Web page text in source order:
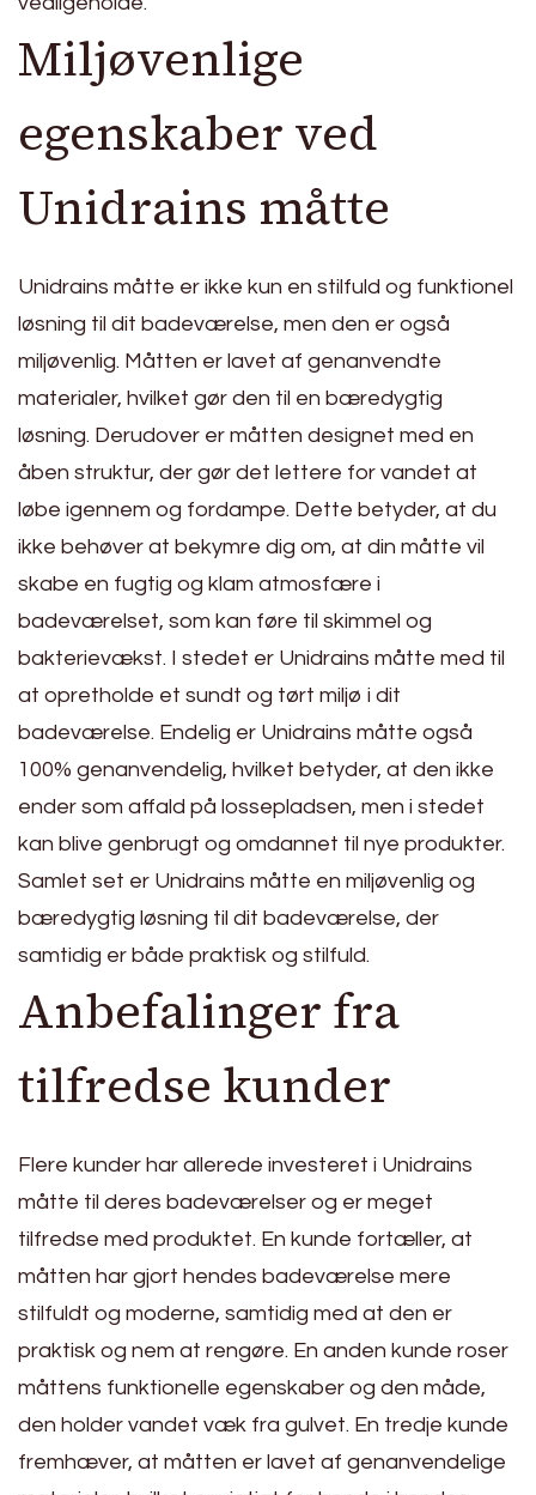
Miljøvenlige
egenskaber ved
Unidrains måtte
Unidrains måtte er ikke kun en stilfuld og funktionel
løsning til dit badeværelse, men den er også
miljøvenlig. Måtten er lavet af genanvendte
materialer, hvilket gør den til en bæredygtig
løsning. Derudover er måtten designet med en
åben struktur, der gør det lettere for vandet at
løbe igennem og fordampe. Dette betyder, at du
ikke behøver at bekymre dig om, at din måtte vil
skabe en fugtig og klam atmosfære i
badeværelset, som kan føre til skimmel og
bakterievækst. I stedet er Unidrains måtte med til
at opretholde et sundt og tørt miljø i dit
badeværelse. Endelig er Unidrains måtte også
100% genanvendelig, hvilket betyder, at den ikke
ender som affald på lossepladsen, men i stedet
kan blive genbrugt og omdannet til nye produkter.
Samlet set er Unidrains måtte en miljøvenlig og
bæredygtig løsning til dit badeværelse, der
samtidig er både praktisk og stilfuld.
Anbefalinger fra
tilfredse kunder
Flere kunder har allerede investeret i Unidrains
måtte til deres badeværelser og er meget
tilfredse med produktet. En kunde fortæller, at
måtten har gjort hendes badeværelse mere
stilfuldt og moderne, samtidig med at den er
praktisk og nem at rengøre. En anden kunde roser
måttens funktionelle egenskaber og den måde,
den holder vandet væk fra gulvet. En tredje kunde
fremhæver, at måtten er lavet af genanvendelige